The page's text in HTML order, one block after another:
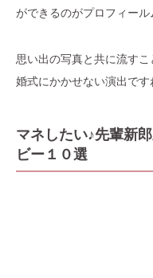
ができるのがプロフィー
思い出の写真と共に流す
婚式にかかせない演出です
マネしたい♪先輩新
ビー１０選